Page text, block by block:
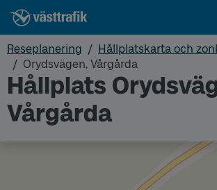
Reseplanering
Hållplatskarta och
Orydsvägen, Vårgårda
Hållplats
Vårgårda